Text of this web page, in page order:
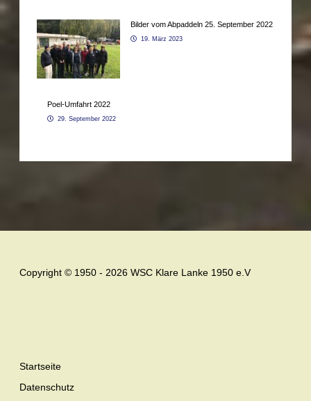
Bilder vom Abpaddeln 25. September 2022
19. März 2023
Poel-Umfahrt 2022
29. September 2022
Copyright © 1950 - 2026 WSC Klare Lanke 1950 e.V
Startseite
Datenschutz